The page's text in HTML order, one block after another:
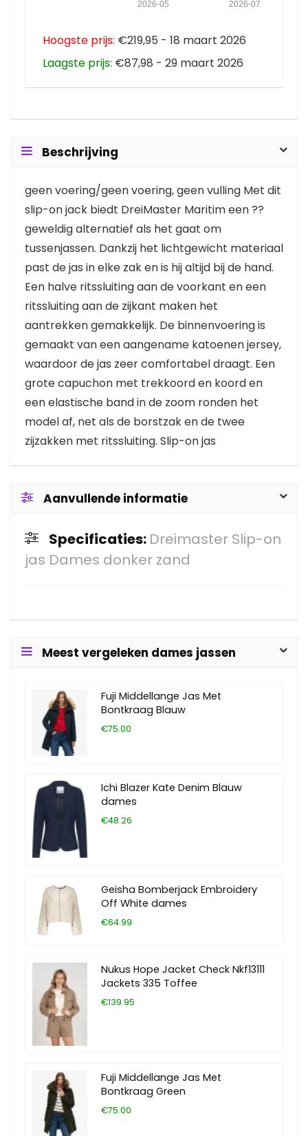
2026-07
2026-05
Hoogste prijs: €219,95 - 18 maart 2026
Laagste prijs: €87,98 - 29 maart 2026
Beschrijving
geen voering/geen voering, geen vulling Met dit
slip-on jack biedt DreiMaster Maritim een ??
geweldig alternatief als het gaat om
tussenjassen. Dankzij het lichtgewicht materiaal
past de jas in elke zak en is hij altijd bij de hand.
Een halve ritssluiting aan de voorkant en een
ritssluiting aan de zijkant maken het
aantrekken gemakkelijk. De binnenvoering is
gemaakt van een aangename katoenen jersey,
waardoor de jas zeer comfortabel draagt. Een
grote capuchon met trekkoord en koord en
een elastische band in de zoom ronden het
model af, net als de borstzak en de twee
zijzakken met ritssluiting. Slip-on jas
Aanvullende informatie
Specificaties: Dreimaster Slip-on
jas Dames donker zand
Meest vergeleken dames jassen
Fuji Middellange Jas Met
Bontkraag Blauw
€75.00
Ichi Blazer Kate Denim Blauw
dames
€48.26
Geisha Bomberjack Embroidery
Off White dames
€64.99
Nukus Hope Jacket Check Nkf13111
Jackets 335 Toffee
€139.95
Fuji Middellange Jas Met
Bontkraag Green
€75.00